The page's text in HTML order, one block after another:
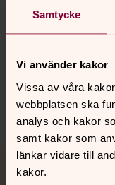
Samtycke
Vi använder kakor
Vissa av våra
webbplatsen ska
analys och kakor
samt kakor som
länkar vidare till
kakor.
innehåll?
stora-
Dela
Tillbaka till toppen
Tillbaka till